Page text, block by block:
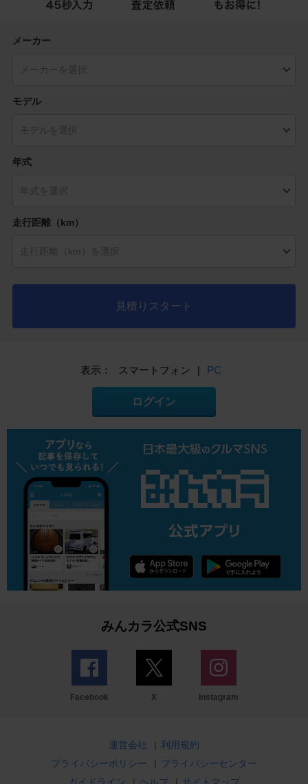
メーカー
モデル
年式
走行距離（km）
見積りスタート
表示： スマートフォン | PC
ログイン
みんカラ公式SNS
Facebook X Instagram
運営会社 | 利用規約
プライバシーポリシー
| プライバシーセンター
ガイドライン
| ヘルプ | サイトマップ